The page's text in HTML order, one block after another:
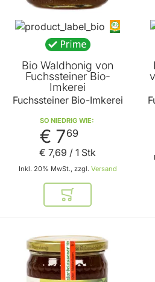
Bio Waldhonig von
Fuchssteiner Bio-
Imkerei
Fuchssteiner Bio-Imkerei
SO NIEDRIG WIE
€ 769
Inkl. 20% MwSt., zzgl. Versand
€ 7,69 / 1 Stk
In den Warenkorb